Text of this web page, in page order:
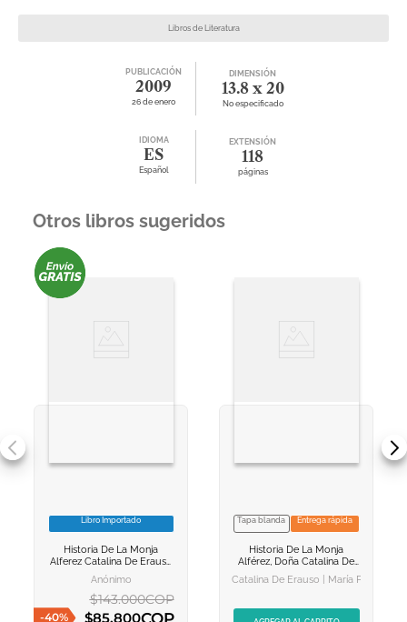
Libros de Literatura
PUBLICACIÓN
2009
26 de enero
DIMENSIÓN
13.8 x 20
No especificado
IDIOMA
ES
Español
EXTENSIÓN
118
páginas
Otros libros sugeridos
VER INFORMACION
AGREGAR AL
Libro Importado
Historia De La Monja
Alferez Catalina De Erauso
Escrita Por Ella Misma
Anónimo
-40%
$143.000COP
$85.800COP
NO DISPONIBLE
AGREGAR AL
Tapa blanda Entrega rápida
Historia De La Monja
Alférez, Doña Catalina De
Erauso, Escrita Por Ella
Misma
Catalina De Erauso | María Piedad